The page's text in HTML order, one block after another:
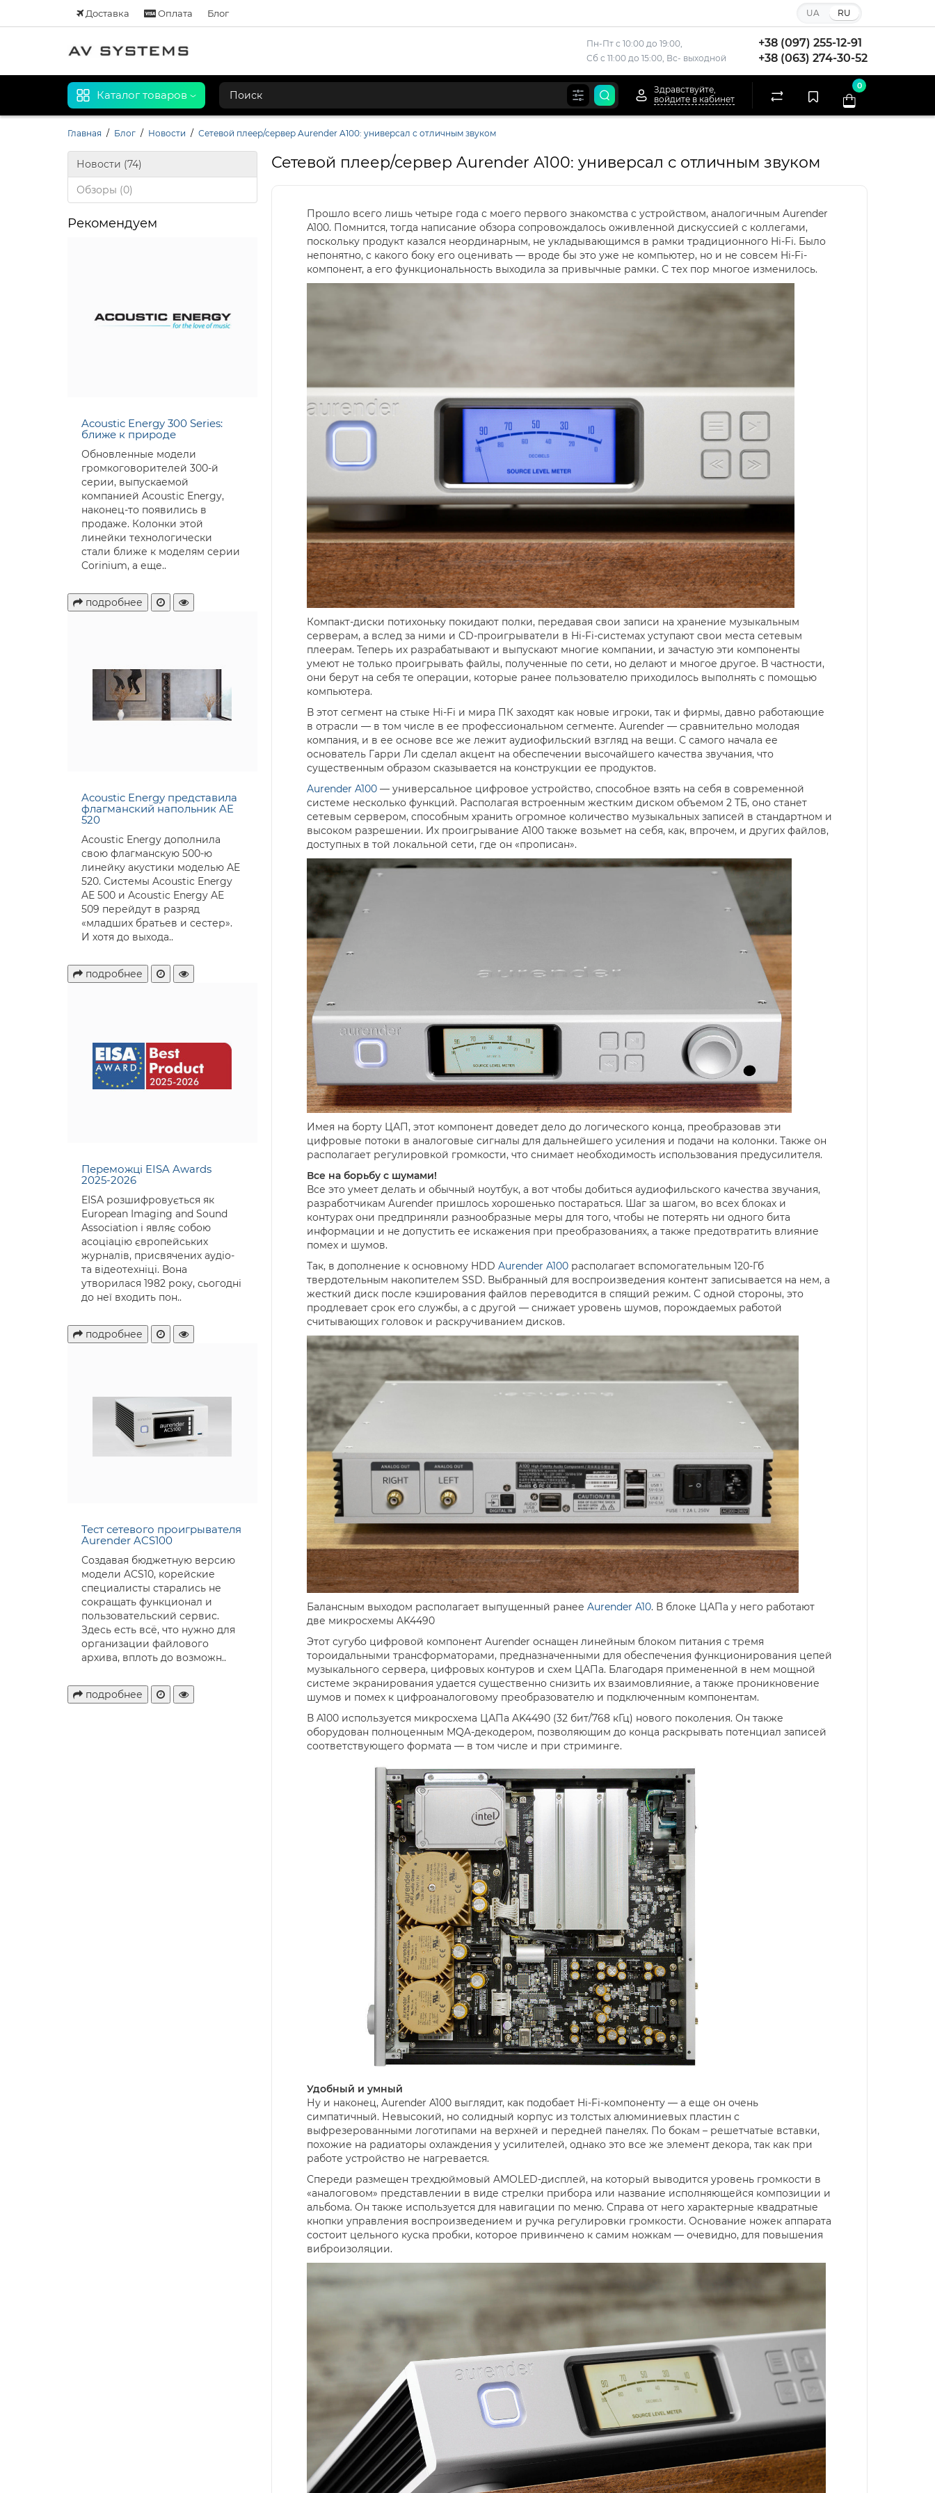
Доставка Оплата Блог UA RU
Пн-Пт с 10:00 до 19:00,
Сб с 11:00 до 15:00, Вс- выходной
+38 (097) 255-12-91
+38 (063) 274-30-52
Каталог товаров
Здравствуйте,
войдите в кабинет
0
Главная Блог Новости Сетевой плеер/сервер Aurender A100: универсал с отличным звуком
Новости (74)
Обзоры (0)
Рекомендуем
Acoustic Energy 300 Series:
ближе к природе
Обновленные модели
громкоговорителей 300-й
серии, выпускаемой
компанией Acoustic Energy,
наконец-то появились в
продаже. Колонки этой
линейки технологически
стали ближе к моделям серии
Corinium, а еще..
подробнее
Acoustic Energy представила
флагманский напольник AE
520
Acoustic Energy дополнила
свою флагманскую 500-ю
линейку акустики моделью AE
520. Системы Acoustic Energy
AE 500 и Acoustic Energy AE
509 перейдут в разряд
«младших братьев и сестер».
И хотя до выхода..
подробнее
Переможці EISA Awards
2025-2026
EISA розшифровується як
European Imaging and Sound
Association і являє собою
асоціацію європейських
журналів, присвячених аудіо-
та відеотехніці. Вона
утворилася 1982 року, сьогодні
до неї входить пон..
подробнее
Тест сетевого проигрывателя
Aurender ACS100
Создавая бюджетную версию
модели ACS10, корейские
специалисты старались не
сокращать функционал и
пользовательский сервис.
Здесь есть всё, что нужно для
организации файлового
архива, вплоть до возможн..
подробнее
Сетевой плеер/сервер Aurender A100: универсал с отличным звуком
Прошло всего лишь четыре года с моего первого знакомства с устройством, аналогичным Aurender
A100. Помнится, тогда написание обзора сопровождалось оживленной дискуссией с коллегами,
поскольку продукт казался неординарным, не укладывающимся в рамки традиционного Hi-Fi. Было
непонятно, с какого боку его оценивать — вроде бы это уже не компьютер, но и не совсем Hi-Fi-
компонент, а его функциональность выходила за привычные рамки. С тех пор многое изменилось.
Компакт-диски потихоньку покидают полки, передавая свои записи на хранение музыкальным
серверам, а вслед за ними и CD-проигрыватели в Hi-Fi-системах уступают свои места сетевым
плеерам. Теперь их разрабатывают и выпускают многие компании, и зачастую эти компоненты
умеют не только проигрывать файлы, полученные по сети, но делают и многое другое. В частности,
они берут на себя те операции, которые ранее пользователю приходилось выполнять с помощью
компьютера.
В этот сегмент на стыке Hi-Fi и мира ПК заходят как новые игроки, так и фирмы, давно работающие
в отрасли — в том числе в ее профессиональном сегменте. Aurender — сравнительно молодая
компания, и в ее основе все же лежит аудиофильский взгляд на вещи. С самого начала ее
основатель Гарри Ли сделал акцент на обеспечении высочайшего качества звучания, что
существенным образом сказывается на конструкции ее продуктов.
Aurender A100— универсальное цифровое устройство, способное взять на себя в современной
системе несколько функций. Располагая встроенным жестким диском объемом 2 ТБ, оно станет
сетевым сервером, способным хранить огромное количество музыкальных записей в стандартном и
высоком разрешении. Их проигрывание A100 также возьмет на себя, как, впрочем, и других файлов,
доступных в той локальной сети, где он «прописан».
Имея на борту ЦАП, этот компонент доведет дело до логического конца, преобразовав эти
цифровые потоки в аналоговые сигналы для дальнейшего усиления и подачи на колонки. Также он
располагает регулировкой громкости, что снимает необходимость использования предусилителя.
Все на борьбу с шумами!
Все это умеет делать и обычный ноутбук, а вот чтобы добиться аудиофильского качества звучания,
разработчикам Aurender пришлось хорошенько постараться. Шаг за шагом, во всех блоках и
контурах они предприняли разнообразные меры для того, чтобы не потерять ни одного бита
информации и не допустить ее искажения при преобразованиях, а также предотвратить влияние
помех и шумов.
Так, в дополнение к основному HDD Aurender A100располагает вспомогательным 120-Гб
твердотельным накопителем SSD. Выбранный для воспроизведения контент записывается на нем, а
жесткий диск после кэширования файлов переводится в спящий режим. С одной стороны, это
продлевает срок его службы, а с другой — снижает уровень шумов, порождаемых работой
считывающих головок и раскручиванием дисков.
Балансным выходом располагает выпущенный ранее Aurender A10. В блоке ЦАПа у него работают
две микросхемы AK4490
Этот сугубо цифровой компонент Aurender оснащен линейным блоком питания с тремя
тороидальными трансформаторами, предназначенными для обеспечения функционирования цепей
музыкального сервера, цифровых контуров и схем ЦАПа. Благодаря примененной в нем мощной
системе экранирования удается существенно снизить их взаимовлияние, а также проникновение
шумов и помех к цифроаналоговому преобразователю и подключенным компонентам.
В A100 используется микросхема ЦАПа AK4490 (32 бит/768 кГц) нового поколения. Он также
оборудован полноценным MQA-декодером, позволяющим до конца раскрывать потенциал записей
соответствующего формата — в том числе и при стриминге.
Удобный и умный
Ну и наконец, Aurender A100 выглядит, как подобает Hi-Fi-компоненту — а еще он очень
симпатичный. Невысокий, но солидный корпус из толстых алюминиевых пластин с
выфрезерованными логотипами на верхней и передней панелях. По бокам – решетчатые вставки,
похожие на радиаторы охлаждения у усилителей, однако это все же элемент декора, так как при
работе устройство не нагревается.
Спереди размещен трехдюймовый AMOLED-дисплей, на который выводится уровень громкости в
«аналоговом» представлении в виде стрелки прибора или название исполняющейся композиции и
альбома. Он также используется для навигации по меню. Справа от него характерные квадратные
кнопки управления воспроизведением и ручка регулировки громкости. Основание ножек аппарата
состоит цельного куска пробки, которое привинчено к самим ножкам — очевидно, для повышения
виброизоляции.